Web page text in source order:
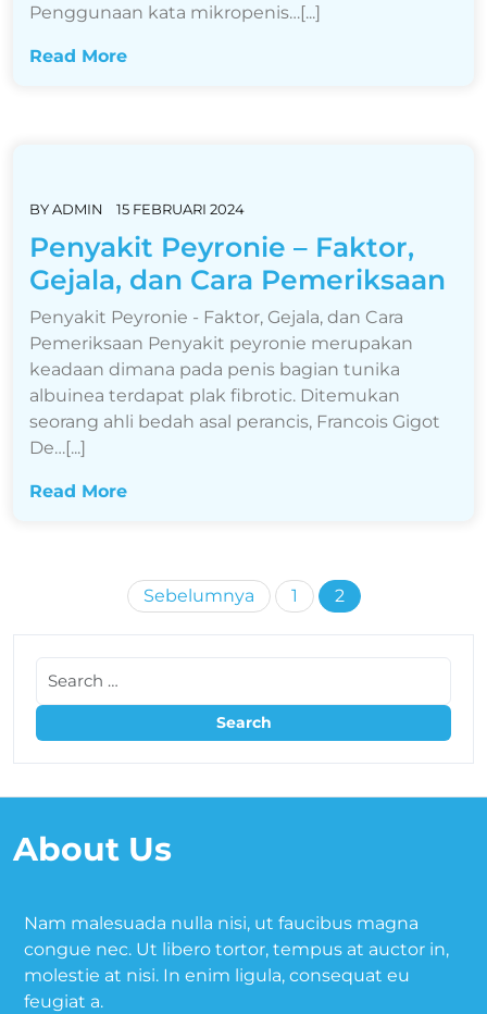
Penggunaan kata mikropenis…[...]
Read More
BYADMIN 15 FEBRUARI 2024
Penyakit Peyronie – Faktor,
Gejala, dan Cara Pemeriksaan
Penyakit Peyronie - Faktor, Gejala, dan Cara
Pemeriksaan Penyakit peyronie merupakan
keadaan dimana pada penis bagian tunika
albuinea terdapat plak fibrotic. Ditemukan
seorang ahli bedah asal perancis, Francois Gigot
De…[...]
Read More
Sebelumnya 1 2
About Us
Nam malesuada nulla nisi, ut faucibus magna
congue nec. Ut libero tortor, tempus at auctor in,
molestie at nisi. In enim ligula, consequat eu
feugiat a.